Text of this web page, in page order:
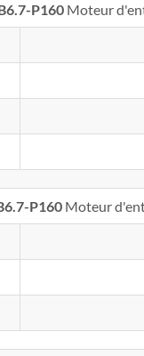
P160 Moteur
P160 Moteur